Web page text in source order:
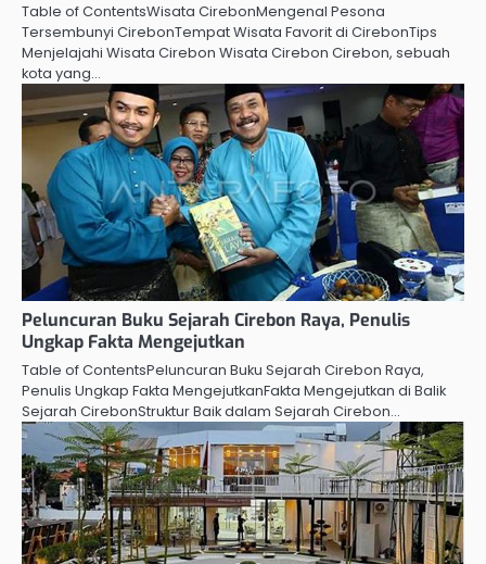
Table of ContentsWisata CirebonMengenal Pesona
Tersembunyi CirebonTempat Wisata Favorit di CirebonTips
Menjelajahi Wisata Cirebon Wisata Cirebon Cirebon, sebuah
kota yang…
Peluncuran Buku Sejarah Cirebon Raya, Penulis
Ungkap Fakta Mengejutkan
Table of ContentsPeluncuran Buku Sejarah Cirebon Raya,
Penulis Ungkap Fakta MengejutkanFakta Mengejutkan di Balik
Sejarah CirebonStruktur Baik dalam Sejarah Cirebon…